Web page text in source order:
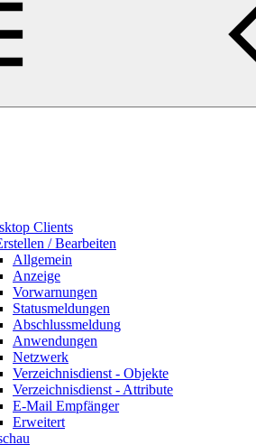
Clients
/ Bearbeiten
Allgemein
Anzeige
Vorwarnungen
Statusmeldungen
Abschlussmeldung
Anwendungen
Netzwerk
Verzeichnisdienst - Objekte
Verzeichnisdienst - Attribute
E-Mail Empfänger
Erweitert